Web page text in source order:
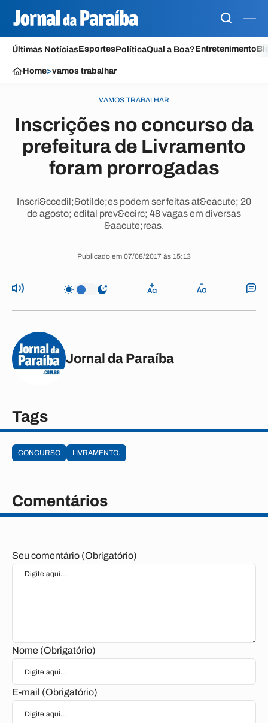
Últimas NotíciasEsportesPolíticaQual a Boa?Entretenimento
Home>vamos trabalhar
VAMOS TRABALHAR
Inscrições no concurso da
prefeitura de Livramento
foram prorrogadas
Inscri&ccedil;&otilde;es podem ser feitas at&eacute; 20
de agosto; edital prev&ecirc; 48 vagas em diversas
&aacute;reas.
Publicado em 07/08/2017 às 15:13
Jornal da Paraíba
Tags
CONCURSO LIVRAMENTO.
Comentários
Seu comentário (Obrigatório)
Nome (Obrigatório)
E-mail (Obrigatório)